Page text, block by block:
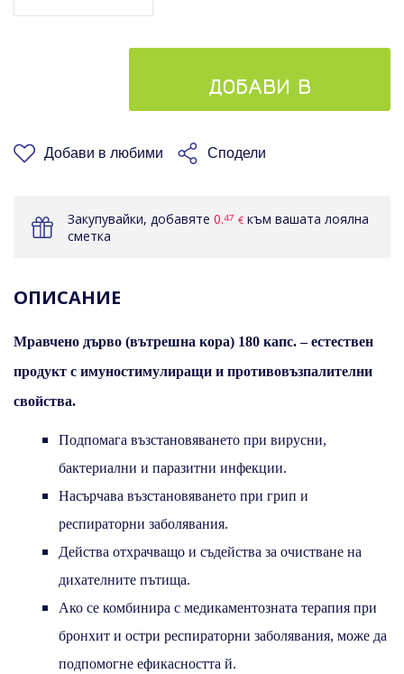
ДОБАВИ В
КОШНИЦАТА
Добави в любими Сподели
Закупувайки, добавяте 0.47 € към вашата лоялна
сметка
ОПИСАНИЕ
Мравчено дърво (вътрешна кора) 180 капс. – естествен
продукт с имуностимулиращи и противовъзпалителни
свойства.
Подпомага възстановяването при вирусни,
бактериални и паразитни инфекции.
Насърчава възстановяването при грип и
респираторни заболявания.
Действа отхрачващо и съдейства за очистване на
дихателните пътища.
Ако се комбинира с медикаментозната терапия при
бронхит и остри респираторни заболявания, може да
подпомогне ефикасността й.